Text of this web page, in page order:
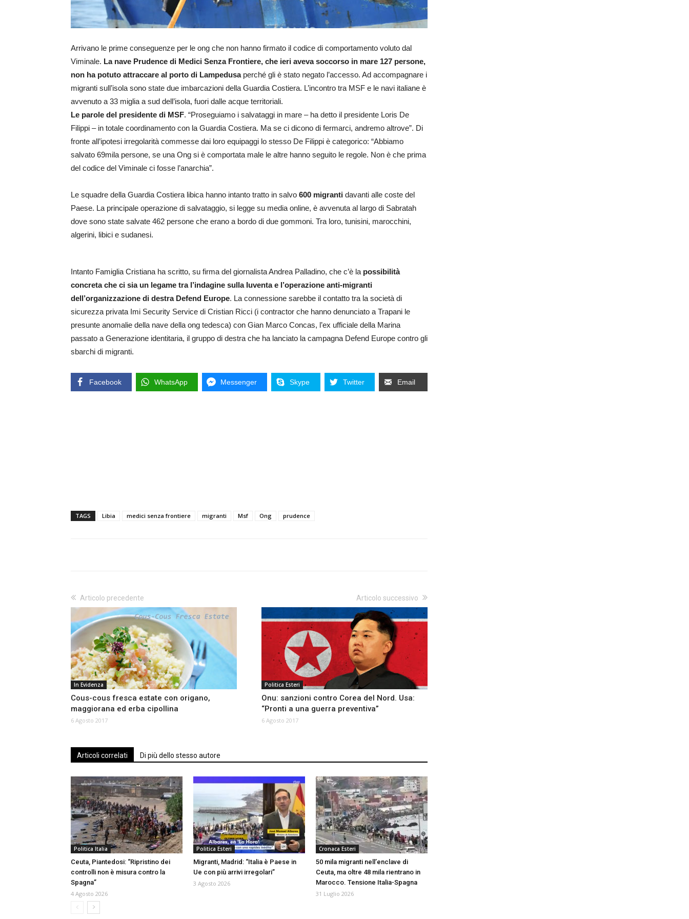
Arrivano le prime conseguenze per le ong che non hanno firmato il codice di comportamento voluto dal
Viminale. La nave Prudence di Medici Senza Frontiere, che ieri aveva soccorso in mare 127 persone,
non ha potuto attraccare al porto di Lampedusaperché gli è stato negato l’accesso. Ad accompagnare i
migranti sull’isola sono state due imbarcazioni della Guardia Costiera. L’incontro tra MSF e le navi italiane è
avvenuto a 33 miglia a sud dell’isola, fuori dalle acque territoriali.
Le parole del presidente di MSF. “Proseguiamo i salvataggi in mare – ha detto il presidente Loris De
Filippi – in totale coordinamento con la Guardia Costiera. Ma se ci dicono di fermarci, andremo altrove”. Di
fronte all’ipotesi irregolarità commesse dai loro equipaggi lo stesso De Filippi è categorico: “Abbiamo
salvato 69mila persone, se una Ong si è comportata male le altre hanno seguito le regole. Non è che prima
del codice del Viminale ci fosse l’anarchia”.
Le squadre della Guardia Costiera libica hanno intanto tratto in salvo 600 migranti davanti alle coste del
Paese. La principale operazione di salvataggio, si legge su media online, è avvenuta al largo di Sabratah
dove sono state salvate 462 persone che erano a bordo di due gommoni. Tra loro, tunisini, marocchini,
algerini, libici e sudanesi.
Intanto Famiglia Cristiana ha scritto, su firma del giornalista Andrea Palladino, che c’è la possibilità
concreta che ci sia un legame tra l’indagine sulla Iuventa e l’operazione anti-migranti
dell’organizzazione di destra Defend Europe. La connessione sarebbe il contatto tra la società di
sicurezza privata Imi Security Service di Cristian Ricci (i contractor che hanno denunciato a Trapani le
presunte anomalie della nave della ong tedesca) con Gian Marco Concas, l’ex ufficiale della Marina
passato a Generazione identitaria, il gruppo di destra che ha lanciato la campagna Defend Europe contro gli
sbarchi di migranti.
Facebook WhatsApp Messenger Skype Twitter Email
TAGS Libia medici senza frontiere migranti Msf Ong prudence
Articolo precedente
In Evidenza
Cous-cous fresca estate con origano,
maggiorana ed erba cipollina
6 Agosto 2017
Articolo successivo
Politica Esteri
Onu: sanzioni contro Corea del Nord. Usa:
“Pronti a una guerra preventiva”
6 Agosto 2017
Articoli correlati Di più dello stesso autore
Politica Italia
Ceuta, Piantedosi: “Ripristino dei
controlli non è misura contro la
Spagna”
4 Agosto 2026
Politica Esteri
Migranti, Madrid: “Italia è Paese in
Ue con più arrivi irregolari”
3 Agosto 2026
Cronaca Esteri
50 mila migranti nell’enclave di
Ceuta, ma oltre 48 mila rientrano in
Marocco. Tensione Italia-Spagna
31 Luglio 2026